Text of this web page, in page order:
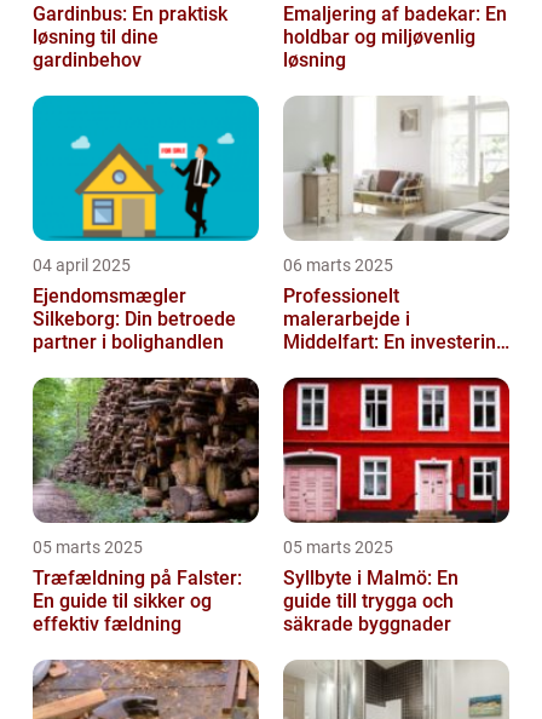
Gardinbus: En praktisk
løsning til dine
gardinbehov
Emaljering af badekar: En
holdbar og miljøvenlig
løsning
04 april 2025
Ejendomsmægler
Silkeborg: Din betroede
partner i bolighandlen
06 marts 2025
Professionelt
malerarbejde i
Middelfart: En investering
05 marts 2025
Træfældning på Falster:
En guide til sikker og
effektiv fældning
05 marts 2025
Syllbyte i Malmö: En
guide till trygga och
säkrade byggnader